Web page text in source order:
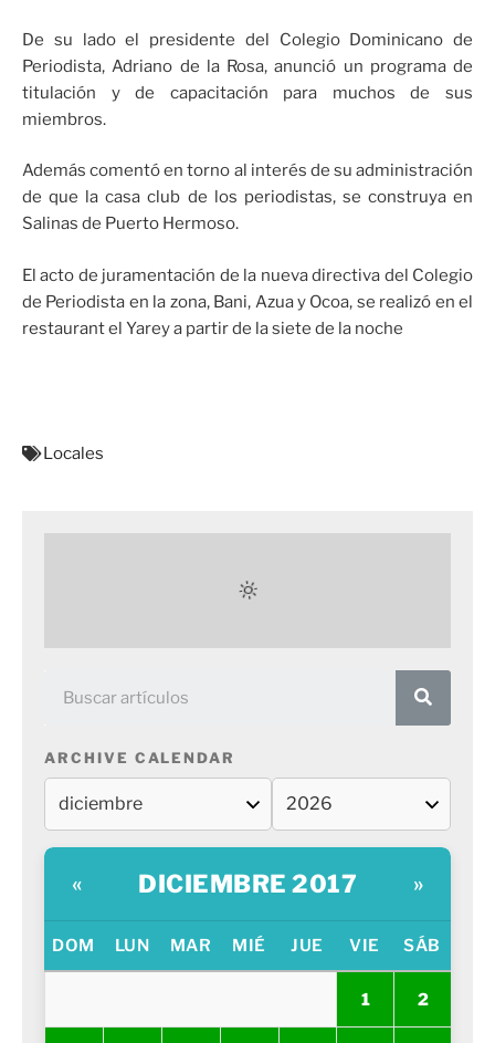
De su lado el presidente del Colegio Dominicano de
Periodista, Adriano de la Rosa, anunció un programa de
titulación y de capacitación para muchos de sus
miembros.
Además comentó en torno al interés de su administración
de que la casa club de los periodistas, se construya en
Salinas de Puerto Hermoso.
El acto de juramentación de la nueva directiva del Colegio
de Periodista en la zona, Bani, Azua y Ocoa, se realizó en el
restaurant el Yarey a partir de la siete de la noche
Locales
ARCHIVE CALENDAR
« DICIEMBRE 2017 »
DOM LUN MAR MIÉ JUE VIE SÁB
1 2